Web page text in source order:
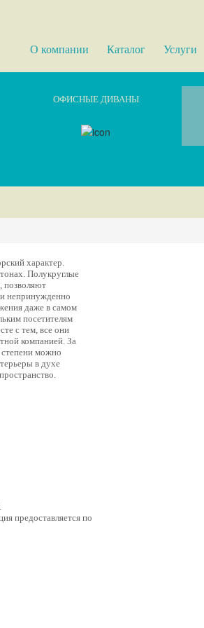
О компании Каталог Услуги
ОФИСНЫЕ ДИВАНЫ
характер.
Полукруглые
позволяют
и непринужденно
даже в самом
посетителям
с тем, все они
компанией. За
степени можно
в духе
предоставляется по